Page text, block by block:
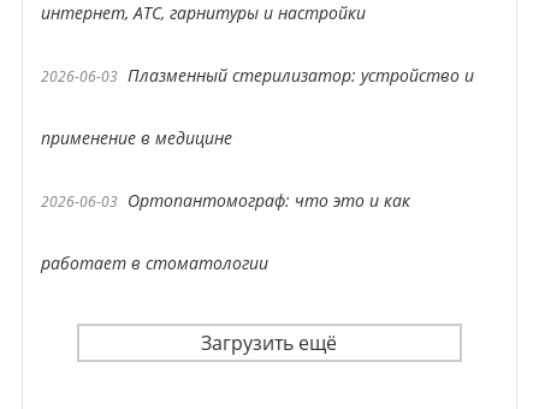
интернет, АТС, гарнитуры и настройки
2026-06-03 Плазменный стерилизатор: устройство и
применение в медицине
2026-06-03 Ортопантомограф: что это и как
работает в стоматологии
Загрузить ещё